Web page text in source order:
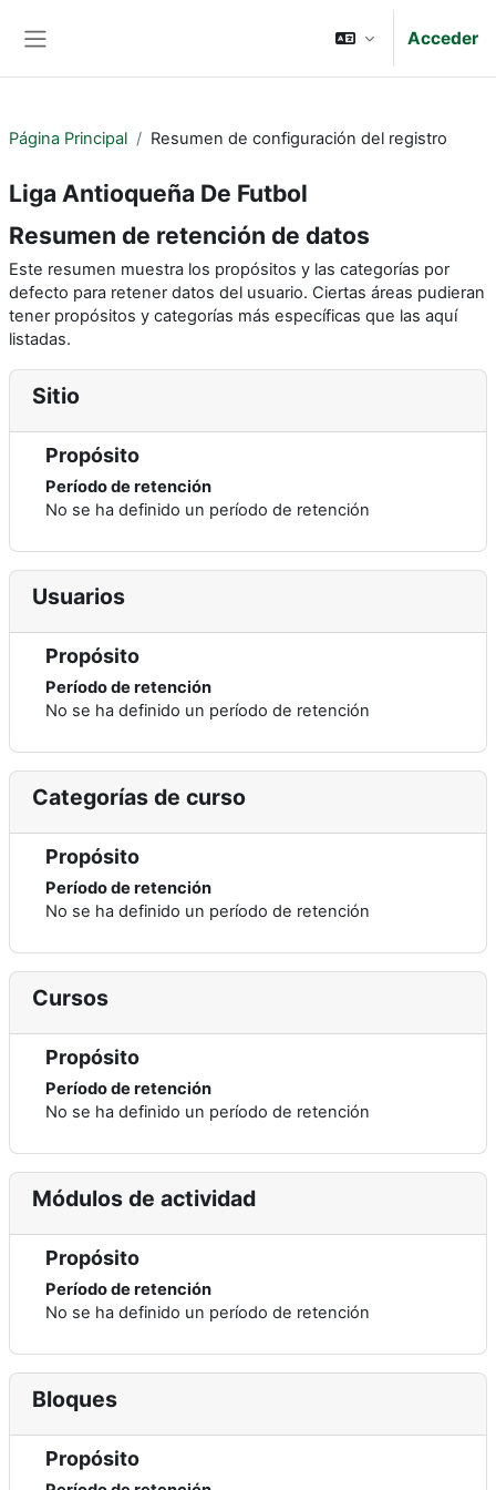
Acceder
Página Principal Resumen de configuración del registro
Liga Antioqueña De Futbol
Resumen de retención de datos
Este resumen muestra los propósitos y las categorías por
defecto para retener datos del usuario. Ciertas áreas pudieran
tener propósitos y categorías más específicas que las aquí
listadas.
Sitio
Propósito
Período de retención
No se ha definido un período de retención
Usuarios
Propósito
Período de retención
No se ha definido un período de retención
Categorías de curso
Propósito
Período de retención
No se ha definido un período de retención
Cursos
Propósito
Período de retención
No se ha definido un período de retención
Módulos de actividad
Propósito
Período de retención
No se ha definido un período de retención
Bloques
Propósito